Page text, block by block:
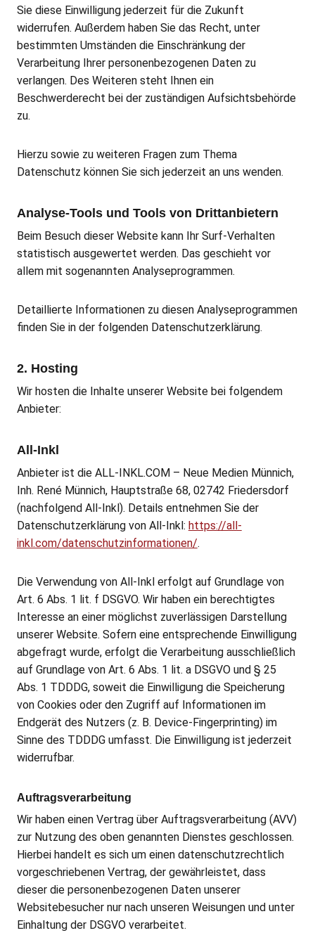
Sie diese Einwilligung jederzeit für die Zukunft
widerrufen. Außerdem haben Sie das Recht, unter
bestimmten Umständen die Einschränkung der
Verarbeitung Ihrer personenbezogenen Daten zu
verlangen. Des Weiteren steht Ihnen ein
Beschwerderecht bei der zuständigen Aufsichtsbehörde
zu.
Hierzu sowie zu weiteren Fragen zum Thema
Datenschutz können Sie sich jederzeit an uns wenden.
Analyse-Tools und Tools von Dritt­anbietern
Beim Besuch dieser Website kann Ihr Surf-Verhalten
statistisch ausgewertet werden. Das geschieht vor
allem mit sogenannten Analyseprogrammen.
Detaillierte Informationen zu diesen Analyseprogrammen
finden Sie in der folgenden Datenschutzerklärung.
2. Hosting
Wir hosten die Inhalte unserer Website bei folgendem
Anbieter:
All-Inkl
Anbieter ist die ALL-INKL.COM – Neue Medien Münnich,
Inh. René Münnich, Hauptstraße 68, 02742 Friedersdorf
(nachfolgend All-Inkl). Details entnehmen Sie der
Datenschutzerklärung von All-Inkl: https://all-
inkl.com/datenschutzinformationen/.
Die Verwendung von All-Inkl erfolgt auf Grundlage von
Art. 6 Abs. 1 lit. f DSGVO. Wir haben ein berechtigtes
Interesse an einer möglichst zuverlässigen Darstellung
unserer Website. Sofern eine entsprechende Einwilligung
abgefragt wurde, erfolgt die Verarbeitung ausschließlich
auf Grundlage von Art. 6 Abs. 1 lit. a DSGVO und § 25
Abs. 1 TDDDG, soweit die Einwilligung die Speicherung
von Cookies oder den Zugriff auf Informationen im
Endgerät des Nutzers (z. B. Device-Fingerprinting) im
Sinne des TDDDG umfasst. Die Einwilligung ist jederzeit
widerrufbar.
Auftragsverarbeitung
Wir haben einen Vertrag über Auftragsverarbeitung (AVV)
zur Nutzung des oben genannten Dienstes geschlossen.
Hierbei handelt es sich um einen datenschutzrechtlich
vorgeschriebenen Vertrag, der gewährleistet, dass
dieser die personenbezogenen Daten unserer
Websitebesucher nur nach unseren Weisungen und unter
Einhaltung der DSGVO verarbeitet.